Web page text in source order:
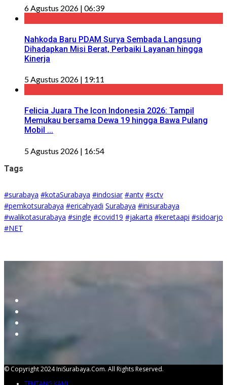
6 Agustus 2026 | 06:39
Nahkoda Baru PDAM Surya Sembada Langsung
Dihadapkan Misi Berat, Perbaiki Layanan hingga
Kinerja
5 Agustus 2026 | 19:11
Felicia Juara The Icon Indonesia 2026: Tampil
Memukau bersama Dewa 19 hingga Bawa Pulang
Mobil ...
5 Agustus 2026 | 16:54
Tags
#surabaya #kotaSurabaya #indosiar #antv #sctv
#pemkotsurabaya #ericahyadi Surabaya #inisurabaya
#walikotasurabaya #single #covid19 #jakarta #keretaapi #sidoarjo
#NET
© Copyright 2024 IniSurabaya.com. All Rights Reserved.